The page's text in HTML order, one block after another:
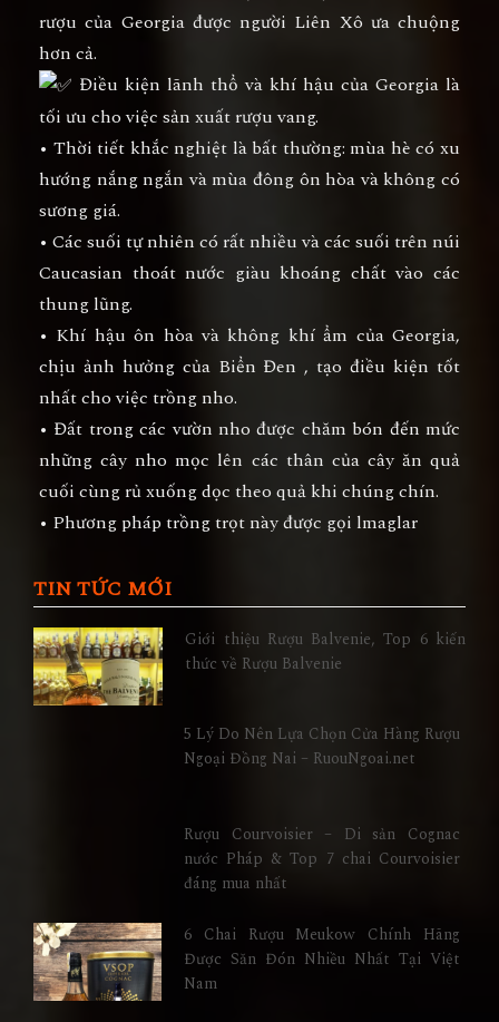
rượu của Georgia được người Liên Xô ưa chuộng
hơn cả.
Điều kiện lãnh thổ và khí hậu của Georgia là
tối ưu cho việc sản xuất rượu vang.
• Thời tiết khắc nghiệt là bất thường: mùa hè có xu
hướng nắng ngắn và mùa đông ôn hòa và không có
sương giá.
• Các suối tự nhiên có rất nhiều và các suối trên núi
Caucasian thoát nước giàu khoáng chất vào các
thung lũng.
• Khí hậu ôn hòa và không khí ẩm của Georgia,
chịu ảnh hưởng của Biển Đen , tạo điều kiện tốt
nhất cho việc trồng nho.
• Đất trong các vườn nho được chăm bón đến mức
những cây nho mọc lên các thân của cây ăn quả
cuối cùng rủ xuống dọc theo quả khi chúng chín.
• Phương pháp trồng trọt này được gọi lmaglar
TIN TỨC MỚI
Giới thiệu Rượu Balvenie, Top 6 kiến
thức về Rượu Balvenie
5 Lý Do Nên Lựa Chọn Cửa Hàng Rượu
Ngoại Đồng Nai – RuouNgoai.net
Rượu Courvoisier – Di sản Cognac
nước Pháp & Top 7 chai Courvoisier
đáng mua nhất
6 Chai Rượu Meukow Chính Hãng
Được Săn Đón Nhiều Nhất Tại Việt
Nam